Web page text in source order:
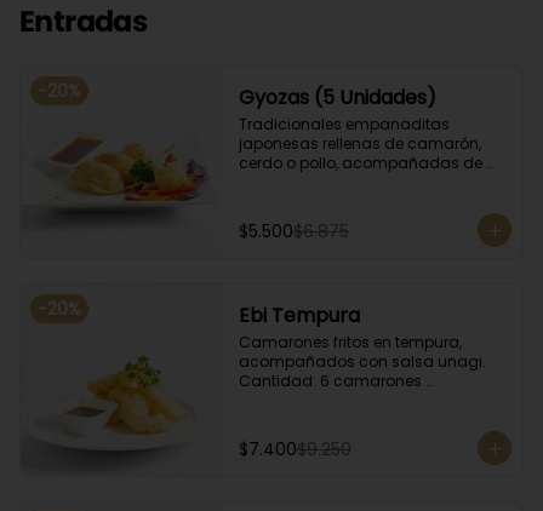
Entradas
-20% Gyozas (5 Unidades)
Tradicionales empanaditas
japonesas rellenas de camarón,
cerdo o pollo, acompañadas de
$5.500$6.875
-20% Ebi Tempura
Camarones fritos en tempura,
acompañados con salsa unagi.
Cantidad: 6 camarones
$7.400$9.250